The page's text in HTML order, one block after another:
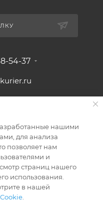
54-37
нашими
для анализа
позволяет нам
и
страниц нашего
использования.
в нашей